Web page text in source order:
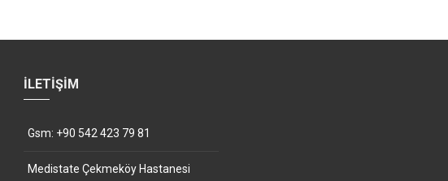
İLETIŞIM
Gsm: +90 542 423 79 81
Medistate Çekmeköy Hastanesi